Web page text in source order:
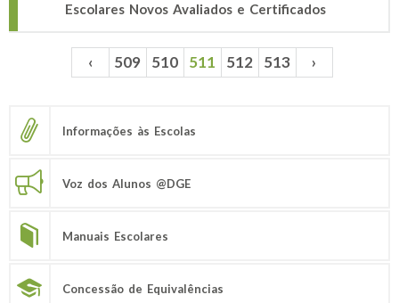
Escolares Novos Avaliados e Certificados
Páginas ‹ 509 510 511 512 513 ›
Informações às Escolas
Voz dos Alunos @DGE
Manuais Escolares
Concessão de Equivalências